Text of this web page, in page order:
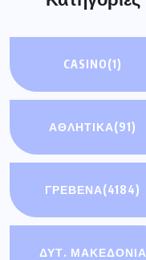
CASINO(1)
ΑΘΛΗΤΙΚΆ(91)
ΓΡΕΒΕΝΑ(4184)
ΔΥΤ. ΜΑΚΕΔΟΝΙΑ